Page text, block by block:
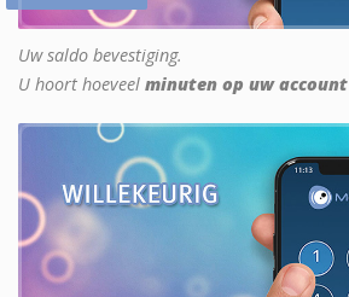
Uw saldo bevestiging.
U hoort hoeveel minuten op uw account